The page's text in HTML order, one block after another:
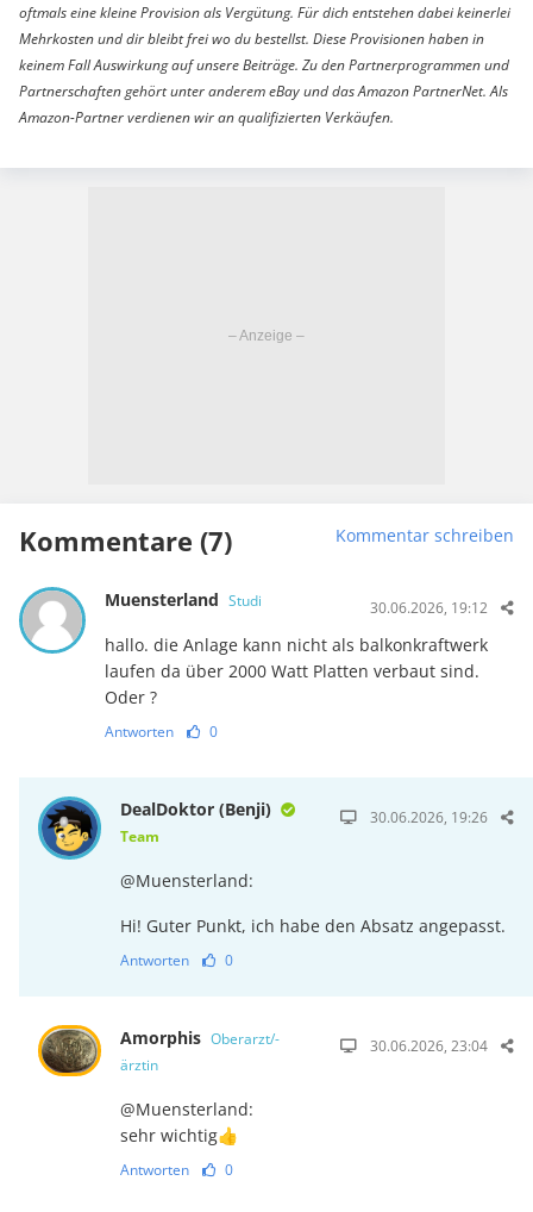
oftmals eine kleine Provision als Vergütung. Für dich entstehen dabei keinerlei
Mehrkosten und dir bleibt frei wo du bestellst. Diese Provisionen haben in
keinem Fall Auswirkung auf unsere Beiträge. Zu den Partnerprogrammen und
Partnerschaften gehört unter anderem eBay und das Amazon PartnerNet. Als
Amazon-Partner verdienen wir an qualifizierten Verkäufen.
Kommentare (7) Kommentar schreiben
Muensterland Studi 30.06.2026, 19:12
hallo. die Anlage kann nicht als balkonkraftwerk
laufen da über 2000 Watt Platten verbaut sind.
Oder ?
Antworten 0
DealDoktor (Benji)
Team
30.06.2026, 19:26
@Muensterland:
Hi! Guter Punkt, ich habe den Absatz angepasst.
Antworten 0
Amorphis Oberarzt/-
ärztin
30.06.2026, 23:04
@Muensterland:
sehr wichtig👍
Antworten 0